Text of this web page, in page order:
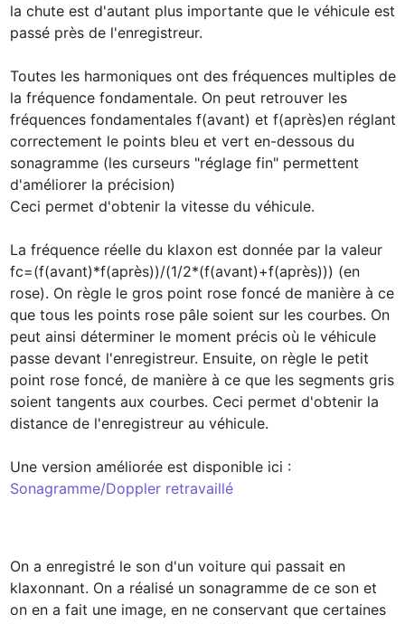
la chute est d'autant plus importante que le véhicule est
passé près de l'enregistreur.
Toutes les harmoniques ont des fréquences multiples de
la fréquence fondamentale. On peut retrouver les
fréquences fondamentales f(avant) et f(après)en réglant
correctement le points bleu et vert en-dessous du
sonagramme (les curseurs "réglage fin" permettent
d'améliorer la précision)
Ceci permet d'obtenir la vitesse du véhicule.
La fréquence réelle du klaxon est donnée par la valeur
fc=(f(avant)*f(après))/(1/2*(f(avant)+f(après))) (en
rose). On règle le gros point rose foncé de manière à ce
que tous les points rose pâle soient sur les courbes. On
peut ainsi déterminer le moment précis où le véhicule
passe devant l'enregistreur. Ensuite, on règle le petit
point rose foncé, de manière à ce que les segments gris
soient tangents aux courbes. Ceci permet d'obtenir la
distance de l'enregistreur au véhicule.
Une version améliorée est disponible ici :
Sonagramme/Doppler retravaillé
On a enregistré le son d'un voiture qui passait en
klaxonnant. On a réalisé un sonagramme de ce son et
on en a fait une image, en ne conservant que certaines